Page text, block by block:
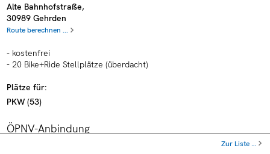
Alte Bahnhofstraße,
30989 Gehrden
Route berechnen ...
- kostenfrei
- 20 Bike+Ride Stellplätze (überdacht)
Plätze für:
PKW (53)
ÖPNV-Anbindung
Zur Liste …